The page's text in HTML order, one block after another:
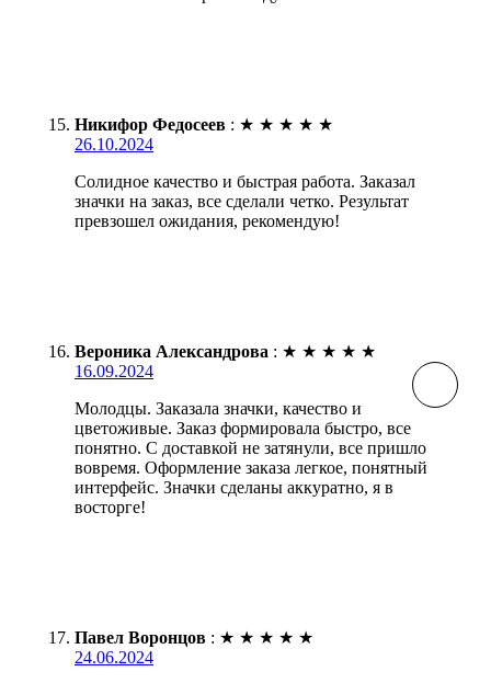
Никифор Федосеев : ★ ★ ★ ★ ★
26.10.2024
Солидное качество и быстрая работа. Заказал
значки на заказ, все сделали четко. Результат
превзошел ожидания, рекомендую!
Вероника Александрова : ★ ★ ★ ★ ★
16.09.2024
Молодцы. Заказала значки, качество и
цветоживые. Заказ формировала быстро, все
понятно. С доставкой не затянули, все пришло
вовремя. Оформление заказа легкое, понятный
интерфейс. Значки сделаны аккуратно, я в
восторге!
Павел Воронцов : ★ ★ ★ ★ ★
24.06.2024